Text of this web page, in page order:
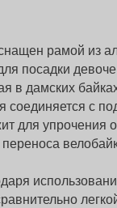
рамой из
посадки
в дамских
соединяется с
для упрочения
переноса